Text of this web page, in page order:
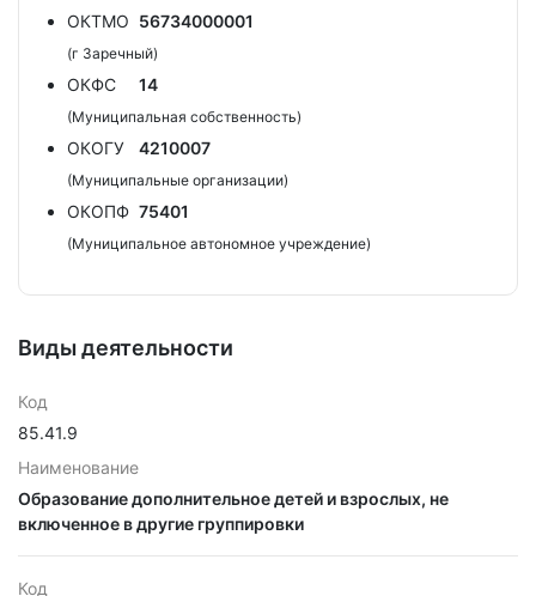
ОКТМО 56734000001
(г Заречный)
ОКФС 14
(Муниципальная собственность)
ОКОГУ 4210007
(Муниципальные организации)
ОКОПФ 75401
(Муниципальное автономное учреждение)
Виды деятельности
Код
85.41.9
Наименование
Образование дополнительное детей и взрослых, не
включенное в другие группировки
Код